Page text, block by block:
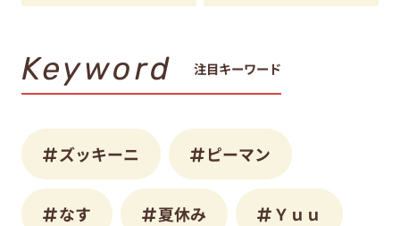
Keyword 注目キーワード
ズッキーニ ピーマン
なす 夏休み Ｙｕｕ